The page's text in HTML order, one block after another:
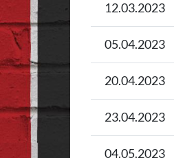
12.03.2023
05.04.2023
20.04.2023
23.04.2023
04.05.2023